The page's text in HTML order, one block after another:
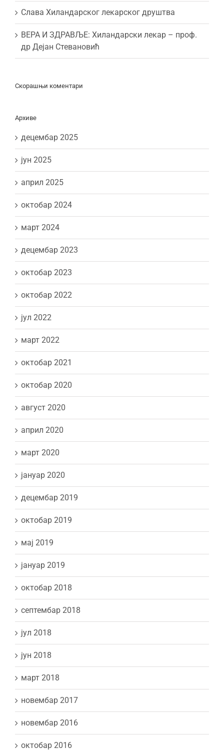
Слава Хиландарског лекарског друштва
ВЕРА И ЗДРАВЉЕ: Хиландарски лекар – проф.
др Дејан Стевановић
Скорашњи коментари
Архиве
децембар 2025
јун 2025
април 2025
октобар 2024
март 2024
децембар 2023
октобар 2023
октобар 2022
јул 2022
март 2022
октобар 2021
октобар 2020
август 2020
април 2020
март 2020
јануар 2020
децембар 2019
октобар 2019
мај 2019
јануар 2019
октобар 2018
септембар 2018
јул 2018
јун 2018
март 2018
новембар 2017
новембар 2016
октобар 2016